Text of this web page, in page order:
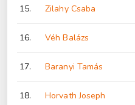
15. Zilahy Csaba
16. Véh Balázs
17. Baranyi Tamás
18. Horvath Joseph